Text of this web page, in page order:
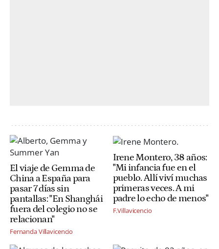
El viaje de Gemma de
China a España para
pasar 7 días sin
pantallas: "En Shanghái
fuera del colegio no se
relacionan"
Fernanda Villavicencio
Irene Montero, 38 años:
"Mi infancia fue en el
pueblo. Allí viví muchas
primeras veces. A mi
padre lo echo de menos"
F.Villavicencio